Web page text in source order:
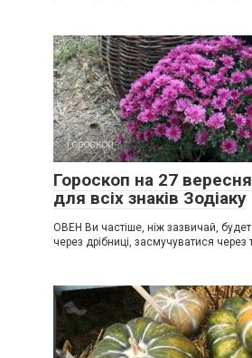
Гороскоп
Гороскоп на 27
для всіх знаків Зодіаку
ОВЕН Ви частіше, ніж зазвичай,
через дрібниці, засмучуватися через